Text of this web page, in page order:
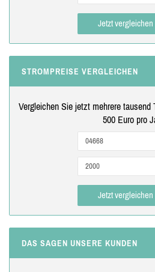
Jetzt vergleichen
STROMPREISE VERGLEICHEN
Vergleichen Sie jetzt mehrere
500 Euro pro
Jetzt vergleichen
DAS SAGEN UNSERE KUNDEN